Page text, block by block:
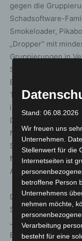
gegen die
Schadsoftware-
Smokeloader,
„Dropper“ mit
Gruppierungen in
Schadsoftware-
Erstinfektion
Türöffner dienen,
infizieren und dann
Dies geschieht etwa
Nutzernamen und
Systeme
Netzwerke im Fall
Absicht zu
Der aus deutscher
Schadsoftware
Jahren existierte
Bei den
Stand: 06.08.2026
Wir freuen uns
Unternehmen.
Stellenwert für die
Internetseiten ist
betroffene Person
Unternehmens
nehmen möchte,
Verarbeitung
besteht für eine